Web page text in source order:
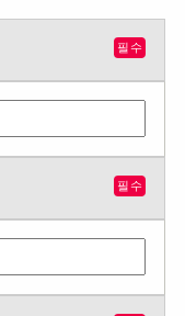
필수
필수